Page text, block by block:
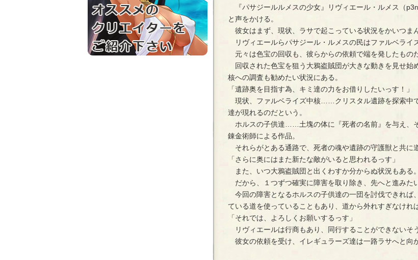
『パサジールルメスの少女』リヴィエール・ルメス（
と声をかける。
彼女はまず、現状、ラサで起こっている状況をかいつま
リヴィエールらパサジール・ルメスの民はファルベライ
元々は色宝の回収も、彼らからの依頼で端を発したものだ
回収された色宝を狙う大鴉盗賊団が大きな動きを見せ始
核への調査も勧めたい状況にある。
「遺跡奥を目指す為、キミ達の力をお借りしたいっす！」
現状、ファルベライズ中核……クリスタル遺跡を探索中
達が現れるのだという。
ホルスの子供達……土塊の体に『死者の名前』を与え、
錬金術師による作品。
それらがとある通路で、死者の魂や遺跡の守護獣と共に
「さらに奥にはまた新たな敵がいると思われるっす」
また、いつ大鴉盗賊団と出くわすか分からぬ状況もある。
だから、１つずつ確実に障害を取り除き、先へと進みた
今回の障害となるホルスの子供達の一団を討伐できれば
ている道を使っていることもあり、道から外れすぎなけれ
「それでは、よろしくお願いするっす」
リヴィエールは行商もあり、同行することができないそ
彼女の依頼を受け、イレギュラーズ達は一路ラサへと向